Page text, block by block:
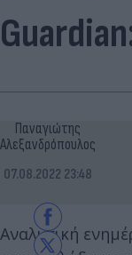
Παναγιώτης
Αλεξανδρόπουλος
07.08.2022 23:48
Αναλυτική